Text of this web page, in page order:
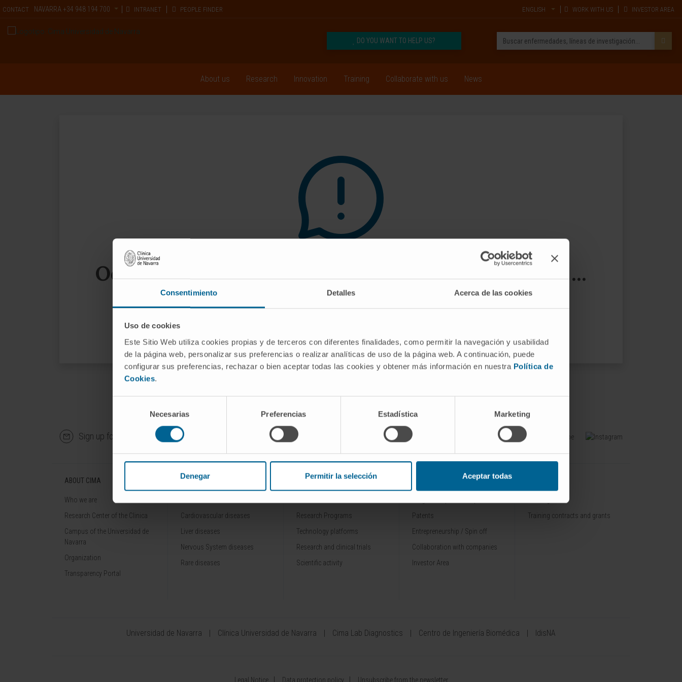
Consentimiento Detalles Acerca de las cookies
Uso de cookies
Este Sitio Web utiliza cookies propias y de terceros con diferentes finalidades, como permitir la navegación y usabilidad
de la página web, personalizar sus preferencias o realizar analíticas de uso de la página web. A continuación, puede
configurar sus preferencias, rechazar o bien aceptar todas las cookies y obtener más información en nuestra Política de
Cookies.
consentimiento
Necesarias Preferencias Estadística Marketing
Denegar Permitir la selección Aceptar todas
CONTACT NAVARRA +34 948 194 700 INTRANET PEOPLE FINDER ENGLISH WORK WITH US INVESTOR AREA
DO YOU WANT TO HELP US?
About us Research Innovation Training Collaborate with us News
Oops, the page you are looking for does not exist ...
Sign up for our newsletter Follow us
ABOUT CIMA
Who we are
Research Center of the Clinica
Campus of the Universidad de
Navarra
Organization
Transparency Portal
DISEASES
Cardiovascular diseases
Liver diseases
Nervous System diseases
Rare diseases
RESEARCH
Research Programs
Technology platforms
Research and clinical trials
Scientific activity
Patents
Entrepreneurship / Spin off
Collaboration with companies
Investor Area
Training contracts and grants
Universidad de Navarra Clínica Universidad de Navarra Cima Lab Diagnostics Centro de Ingeniería Biomédica IdisNA
Legal Notice Data protection policy Unsubscribe from the newsletter